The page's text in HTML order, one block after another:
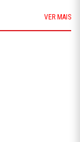
VER MAIS